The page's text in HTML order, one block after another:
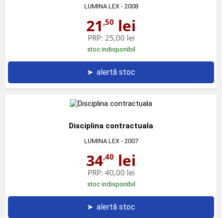
LUMINA LEX- 2008
21 ,50 lei
PRP: 25,00 lei
stoc indisponibil
➤ alertă stoc
Disciplina contractuala
LUMINA LEX- 2007
34,40 lei
PRP: 40,00 lei
stoc indisponibil
➤ alertă stoc